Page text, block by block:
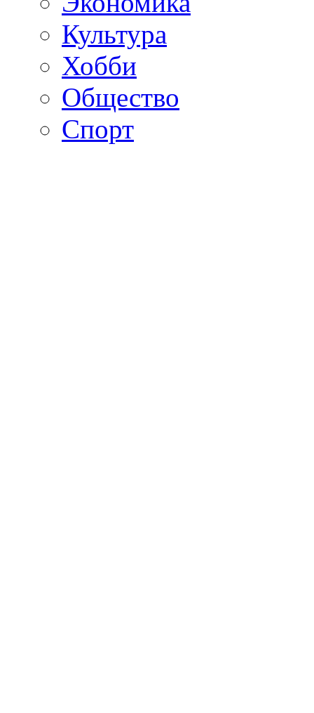
Культура
Хобби
Общество
Спорт